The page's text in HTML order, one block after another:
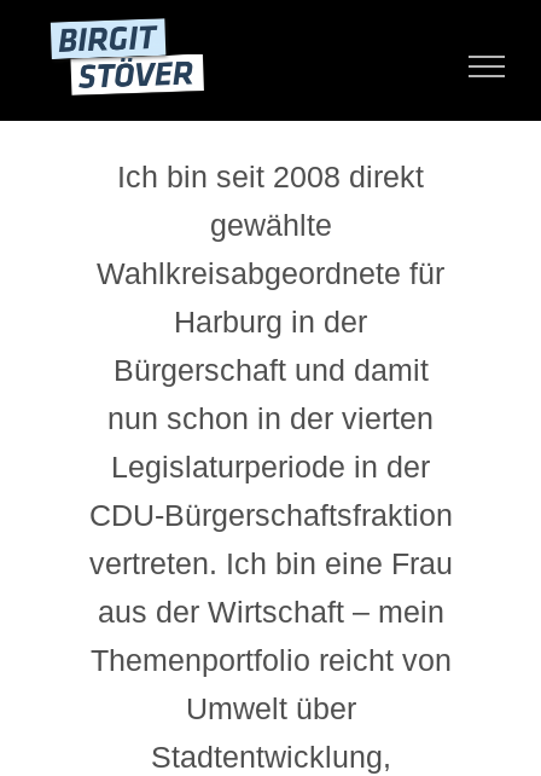
Inhalt
springen
Ich bin seit 2008 direkt
gewählte
Wahlkreisabgeordnete für
Harburg in der
Bürgerschaft und damit
nun schon in der vierten
Legislaturperiode in der
CDU-Bürgerschaftsfraktion
vertreten. Ich bin eine Frau
aus der Wirtschaft – mein
Themenportfolio reicht von
Umwelt über
Stadtentwicklung,